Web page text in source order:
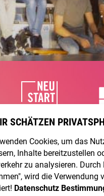
Artists & natürlich ist
DICH!
SCHÄTZEN
Cookies, um das
Inhalte bereitzustellen
zu analysieren.
wird die Verwendung
Datenschutz